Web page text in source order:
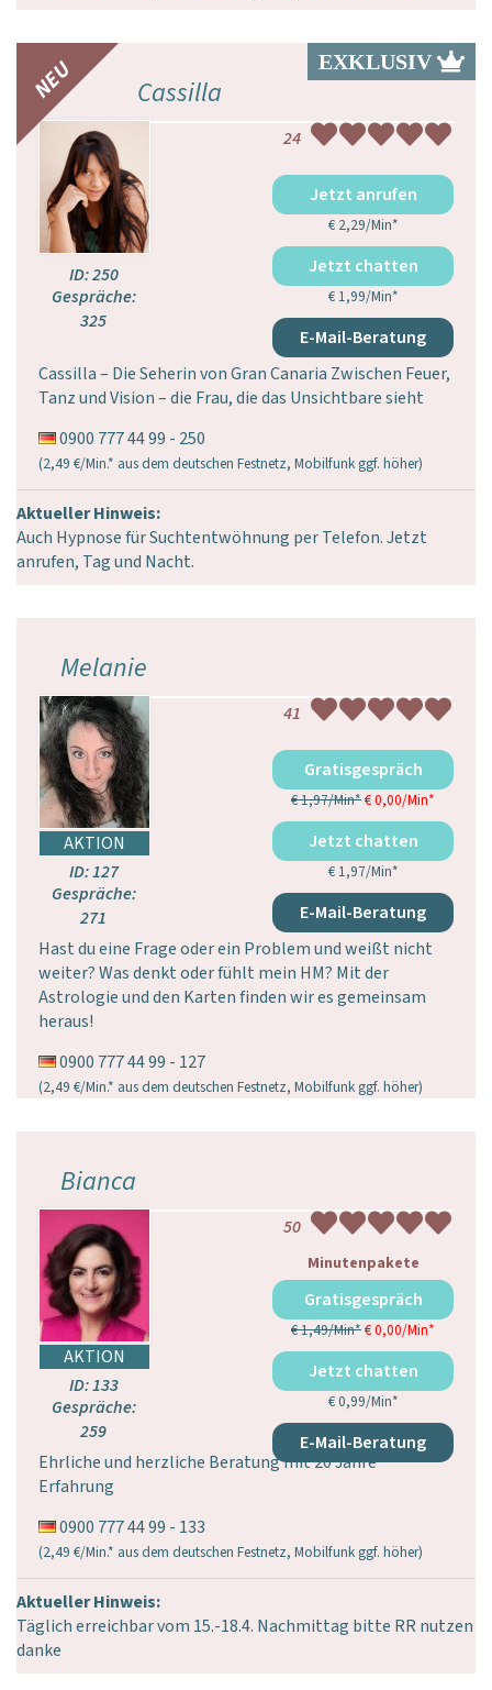
Cassilla
ID: 250
Gespräche:
325
Cassilla – Die Seherin von Gran Canaria Zwischen Feuer,
Tanz und Vision – die Frau, die das Unsichtbare sieht
24
Jetzt anrufen
€ 2,29/Min*
Jetzt gratis chatten
€ 1,99/Min*
E-Mail-Beratung
Aktueller Hinweis:
Auch Hypnose für Suchtentwöhnung per Telefon. Jetzt
anrufen, Tag und Nacht.
0900 777 44 99 - 250
(2,49 €/Min.* aus dem deutschen Festnetz, Mobilfunk ggf. höher)
Melanie
ID: 127
Gespräche:
271
Hast du eine Frage oder ein Problem und weißt nicht
weiter? Was denkt oder fühlt mein HM? Mit der
Astrologie und den Karten finden wir es gemeinsam
heraus!
41
Gratisgespräch
€ 1,97/Min*€ 0,00/Min*
Jetzt gratis chatten
€ 1,97/Min*
E-Mail-Beratung
0900 777 44 99 - 127
(2,49 €/Min.* aus dem deutschen Festnetz, Mobilfunk ggf. höher)
Bianca
ID: 133
Gespräche:
259
Ehrliche und herzliche Beratung mit 20 Jahre
Erfahrung
50
Minutenpakete
Gratisgespräch
€ 1,49/Min*€ 0,00/Min*
Jetzt gratis chatten
€ 0,99/Min*
E-Mail-Beratung
Aktueller Hinweis:
Täglich erreichbar vom 15.-18.4. Nachmittag bitte RR nutzen
danke
0900 777 44 99 - 133
(2,49 €/Min.* aus dem deutschen Festnetz, Mobilfunk ggf. höher)